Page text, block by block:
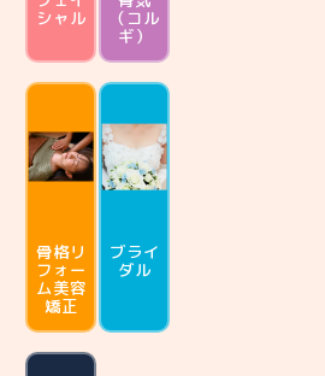
シャル
（コル
ギ）
骨格リ
フォー
ム美容
矯正
ブライ
ダル